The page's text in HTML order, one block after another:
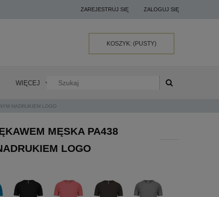
ZAREJESTRUJ SIĘ ZALOGUJ SIĘ
KOSZYK: (PUSTY)
WIĘCEJ
NADRUKIEM LOGO
MĘSKA PA438
LOGO